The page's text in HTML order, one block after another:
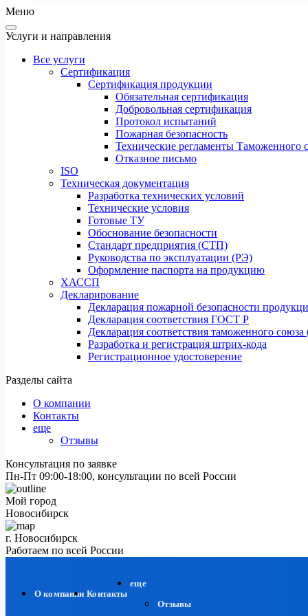
Меню
Услуги и направления
Все услуги
Сертификация
Сертификация продукции
Обязательная сертификация
Добровольная сертификация
Протокол испытаний
Пожарная безопасность
Технические регламенты Таможенного
Отказное письмо
ISO
Техническая документация
Разработка технических условий
Технические условия
Готовые ТУ
Обоснование безопасности
Стандарт предприятия (СТП)
Руководства по эксплуатации (РЭ)
Оформление паспорта на продукцию
ХАССП
Декларирование
Декларация пожарной безопасности
Декларация соответствия ГОСТ Р
Декларация соответствия таможенного
Разработка и регистрация штрих-кода
Регистрационное удостоверение
Разделы сайта
О компании
Контакты
еще
Отзывы
Консультация по заявке
Пн-Пт 09:00-18:00, консультации по всей России
Мой город
Новосибирск
г. Новосибирск
Работаем по всей России
О компании Контакты
еще
Отзывы